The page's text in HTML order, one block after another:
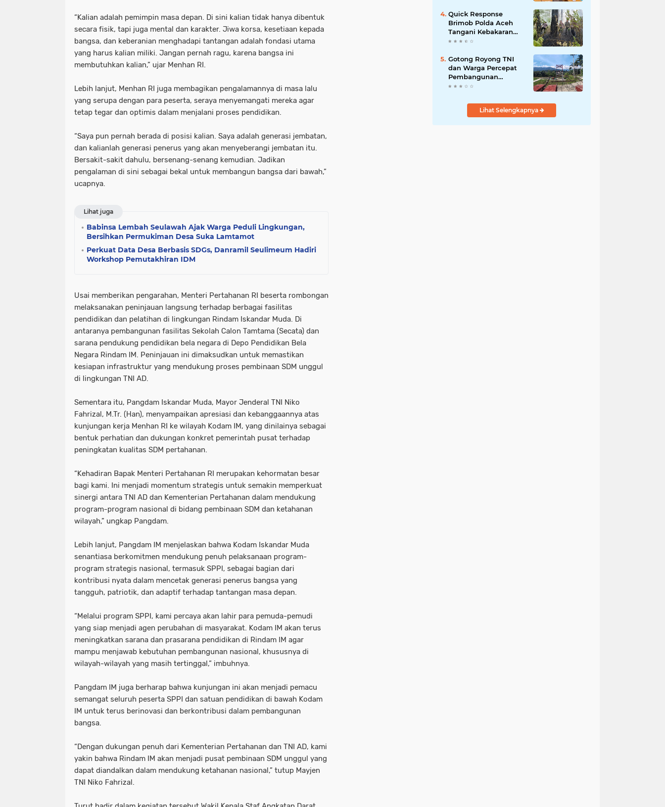
“Kalian adalah pemimpin masa depan. Di sini kalian tidak hanya dibentuk
secara fisik, tapi juga mental dan karakter. Jiwa korsa, kesetiaan kepada
bangsa, dan keberanian menghadapi tantangan adalah fondasi utama
yang harus kalian miliki. Jangan pernah ragu, karena bangsa ini
membutuhkan kalian,” ujar Menhan RI.
Lebih lanjut, Menhan RI juga membagikan pengalamannya di masa lalu
yang serupa dengan para peserta, seraya menyemangati mereka agar
tetap tegar dan optimis dalam menjalani proses pendidikan.
“Saya pun pernah berada di posisi kalian. Saya adalah generasi jembatan,
dan kalianlah generasi penerus yang akan menyeberangi jembatan itu.
Bersakit-sakit dahulu, bersenang-senang kemudian. Jadikan
pengalaman di sini sebagai bekal untuk membangun bangsa dari bawah,”
ucapnya.
Lihat juga
Babinsa Lembah Seulawah Ajak Warga Peduli Lingkungan,
Bersihkan Permukiman Desa Suka Lamtamot
Perkuat Data Desa Berbasis SDGs, Danramil Seulimeum Hadiri
Workshop Pemutakhiran IDM
Usai memberikan pengarahan, Menteri Pertahanan RI beserta rombongan
melaksanakan peninjauan langsung terhadap berbagai fasilitas
pendidikan dan pelatihan di lingkungan Rindam Iskandar Muda. Di
antaranya pembangunan fasilitas Sekolah Calon Tamtama (Secata) dan
sarana pendukung pendidikan bela negara di Depo Pendidikan Bela
Negara Rindam IM. Peninjauan ini dimaksudkan untuk memastikan
kesiapan infrastruktur yang mendukung proses pembinaan SDM unggul
di lingkungan TNI AD.
Sementara itu, Pangdam Iskandar Muda, Mayor Jenderal TNI Niko
Fahrizal, M.Tr. (Han), menyampaikan apresiasi dan kebanggaannya atas
kunjungan kerja Menhan RI ke wilayah Kodam IM, yang dinilainya sebagai
bentuk perhatian dan dukungan konkret pemerintah pusat terhadap
peningkatan kualitas SDM pertahanan.
“Kehadiran Bapak Menteri Pertahanan RI merupakan kehormatan besar
bagi kami. Ini menjadi momentum strategis untuk semakin memperkuat
sinergi antara TNI AD dan Kementerian Pertahanan dalam mendukung
program-program nasional di bidang pembinaan SDM dan ketahanan
wilayah,” ungkap Pangdam.
Lebih lanjut, Pangdam IM menjelaskan bahwa Kodam Iskandar Muda
senantiasa berkomitmen mendukung penuh pelaksanaan program-
program strategis nasional, termasuk SPPI, sebagai bagian dari
kontribusi nyata dalam mencetak generasi penerus bangsa yang
tangguh, patriotik, dan adaptif terhadap tantangan masa depan.
“Melalui program SPPI, kami percaya akan lahir para pemuda-pemudi
yang siap menjadi agen perubahan di masyarakat. Kodam IM akan terus
meningkatkan sarana dan prasarana pendidikan di Rindam IM agar
mampu menjawab kebutuhan pembangunan nasional, khususnya di
wilayah-wilayah yang masih tertinggal,” imbuhnya.
Pangdam IM juga berharap bahwa kunjungan ini akan menjadi pemacu
semangat seluruh peserta SPPI dan satuan pendidikan di bawah Kodam
IM untuk terus berinovasi dan berkontribusi dalam pembangunan
bangsa.
“Dengan dukungan penuh dari Kementerian Pertahanan dan TNI AD, kami
yakin bahwa Rindam IM akan menjadi pusat pembinaan SDM unggul yang
dapat diandalkan dalam mendukung ketahanan nasional,” tutup Mayjen
TNI Niko Fahrizal.
Quick Response
Brimob Polda Aceh
Tangani Kebakaran
Hutan di Lembah
Gotong Royong TNI
dan Warga Percepat
Pembangunan
Jembatan Gantung
Aceh Tenggara
Lihat Selengkapnya